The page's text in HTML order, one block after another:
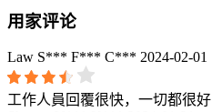
用家评论
Law S*** F*** C*** 2024-02-01
工作人員回覆很快，一切都很好